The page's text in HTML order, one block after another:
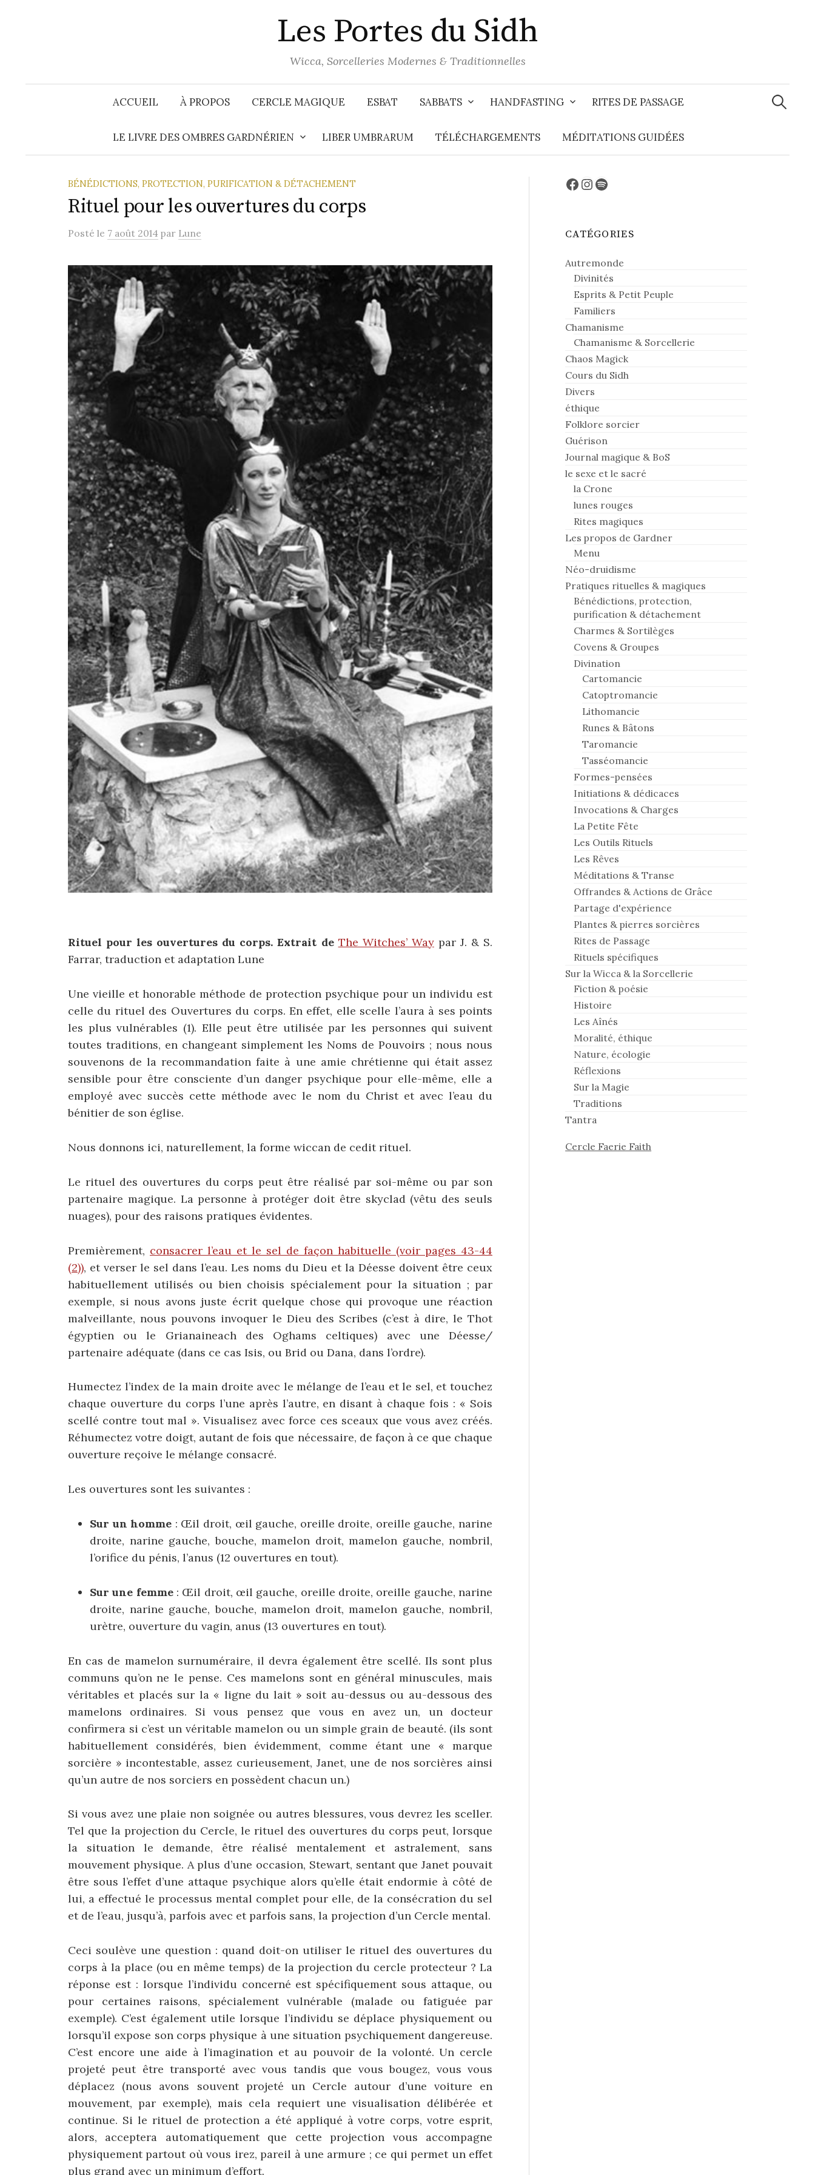
Les Portes du Sidh
Wicca, Sorcelleries Modernes & Traditionnelles
ACCUEIL À PROPOS CERCLE MAGIQUE ESBAT SABBATS HANDFASTING RITES DE PASSAGE
LE LIVRE DES OMBRES GARDNÉRIEN LIBER UMBRARUM TÉLÉCHARGEMENTS MÉDITATIONS GUIDÉES
BÉNÉDICTIONS, PROTECTION, PURIFICATION & DÉTACHEMENT
Rituel pour les ouvertures du corps
Posté le 7 août 2014 par Lune
Rituel pour les ouvertures du corps. Extrait de The Witches’ Waypar J. & S.
Farrar, traduction et adaptation Lune
Une vieille et honorable méthode de protection psychique pour un individu est
celle du rituel des Ouvertures du corps. En effet, elle scelle l’aura à ses points
les plus vulnérables (1). Elle peut être utilisée par les personnes qui suivent
toutes traditions, en changeant simplement les Noms de Pouvoirs ; nous nous
souvenons de la recommandation faite à une amie chrétienne qui était assez
sensible pour être consciente d’un danger psychique pour elle-même, elle a
employé avec succès cette méthode avec le nom du Christ et avec l’eau du
bénitier de son église.
Nous donnons ici, naturellement, la forme wiccan de cedit rituel.
Le rituel des ouvertures du corps peut être réalisé par soi-même ou par son
partenaire magique. La personne à protéger doit être skyclad (vêtu des seuls
nuages), pour des raisons pratiques évidentes.
Premièrement, consacrer l’eau et le sel de façon habituelle (voir pages 43-44
(2)), et verser le sel dans l’eau. Les noms du Dieu et la Déesse doivent être ceux
habituellement utilisés ou bien choisis spécialement pour la situation ; par
exemple, si nous avons juste écrit quelque chose qui provoque une réaction
malveillante, nous pouvons invoquer le Dieu des Scribes (c’est à dire, le Thot
égyptien ou le Grianaineach des Oghams celtiques) avec une Déesse/
partenaire adéquate (dans ce cas Isis, ou Brid ou Dana, dans l’ordre).
Humectez l’index de la main droite avec le mélange de l’eau et le sel, et touchez
chaque ouverture du corps l’une après l’autre, en disant à chaque fois : « Sois
scellé contre tout mal ». Visualisez avec force ces sceaux que vous avez créés.
Réhumectez votre doigt, autant de fois que nécessaire, de façon à ce que chaque
ouverture reçoive le mélange consacré.
Les ouvertures sont les suivantes :
Sur un homme : Œil droit, œil gauche, oreille droite, oreille gauche, narine
droite, narine gauche, bouche, mamelon droit, mamelon gauche, nombril,
l’orifice du pénis, l’anus (12 ouvertures en tout).
Sur une femme: Œil droit, œil gauche, oreille droite, oreille gauche, narine
droite, narine gauche, bouche, mamelon droit, mamelon gauche, nombril,
urètre, ouverture du vagin, anus (13 ouvertures en tout).
En cas de mamelon surnuméraire, il devra également être scellé. Ils sont plus
communs qu’on ne le pense. Ces mamelons sont en général minuscules, mais
véritables et placés sur la « ligne du lait » soit au-dessus ou au-dessous des
mamelons ordinaires. Si vous pensez que vous en avez un, un docteur
confirmera si c’est un véritable mamelon ou un simple grain de beauté. (ils sont
habituellement considérés, bien évidemment, comme étant une « marque
sorcière » incontestable, assez curieusement, Janet, une de nos sorcières ainsi
qu’un autre de nos sorciers en possèdent chacun un.)
Si vous avez une plaie non soignée ou autres blessures, vous devrez les sceller.
Tel que la projection du Cercle, le rituel des ouvertures du corps peut, lorsque
la situation le demande, être réalisé mentalement et astralement, sans
mouvement physique. A plus d’une occasion, Stewart, sentant que Janet pouvait
être sous l’effet d’une attaque psychique alors qu’elle était endormie à côté de
lui, a effectué le processus mental complet pour elle, de la consécration du sel
et de l’eau, jusqu’à, parfois avec et parfois sans, la projection d’un Cercle mental.
Ceci soulève une question : quand doit-on utiliser le rituel des ouvertures du
corps à la place (ou en même temps) de la projection du cercle protecteur ? La
réponse est : lorsque l’individu concerné est spécifiquement sous attaque, ou
pour certaines raisons, spécialement vulnérable (malade ou fatiguée par
exemple). C’est également utile lorsque l’individu se déplace physiquement ou
lorsqu’il expose son corps physique à une situation psychiquement dangereuse.
C’est encore une aide à l’imagination et au pouvoir de la volonté. Un cercle
projeté peut être transporté avec vous tandis que vous bougez, vous vous
déplacez (nous avons souvent projeté un Cercle autour d’une voiture en
mouvement, par exemple), mais cela requiert une visualisation délibérée et
continue. Si le rituel de protection a été appliqué à votre corps, votre esprit,
alors, acceptera automatiquement que cette projection vous accompagne
physiquement partout où vous irez, pareil à une armure ; ce qui permet un effet
plus grand avec un minimum d’effort.
Facebook
Instagram
Spotify
CATÉGORIES
Autremonde
Divinités
Esprits & Petit Peuple
Familiers
Chamanisme
Chamanisme & Sorcellerie
Chaos Magick
Cours du Sidh
Divers
éthique
Folklore sorcier
Guérison
Journal magique & BoS
le sexe et le sacré
la Crone
lunes rouges
Rites magiques
Les propos de Gardner
Menu
Néo-druidisme
Pratiques rituelles & magiques
Bénédictions, protection,
purification & détachement
Charmes & Sortilèges
Covens & Groupes
Divination
Cartomancie
Catoptromancie
Lithomancie
Runes & Bâtons
Taromancie
Tasséomancie
Formes-pensées
Initiations & dédicaces
Invocations & Charges
La Petite Fête
Les Outils Rituels
Les Rêves
Méditations & Transe
Offrandes & Actions de Grâce
Partage d'expérience
Plantes & pierres sorcières
Rites de Passage
Rituels spécifiques
Sur la Wicca & la Sorcellerie
Fiction & poésie
Histoire
Les Aînés
Moralité, éthique
Nature, écologie
Réflexions
Sur la Magie
Traditions
Tantra
Cercle Faerie Faith